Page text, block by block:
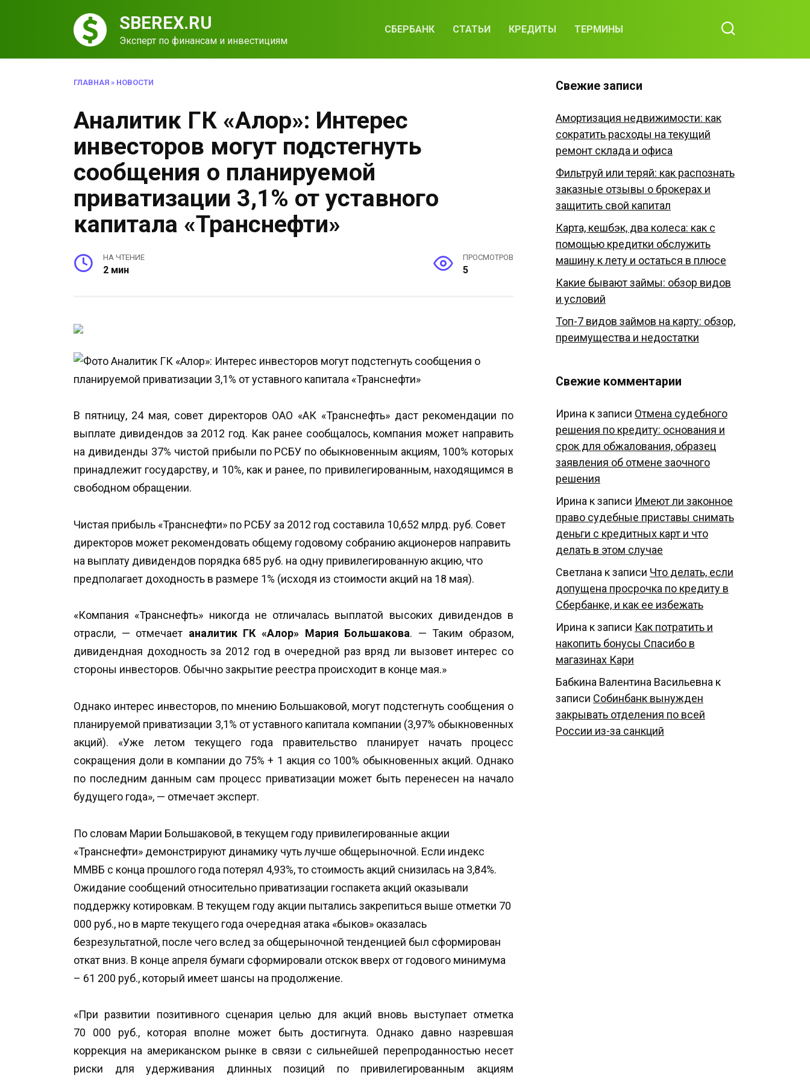
SBEREX.RU
Эксперт по финансам и инвестициям
СБЕРБАНК СТАТЬИ КРЕДИТЫ ТЕРМИНЫ
ГЛАВНАЯ » НОВОСТИ
Аналитик ГК «Алор»: Интерес
инвесторов могут подстегнуть
сообщения о планируемой
приватизации 3,1% от уставного
капитала «Транснефти»
НА ЧТЕНИЕ
2 мин
ПРОСМОТРОВ
5
В пятницу, 24 мая, совет директоров ОАО «АК «Транснефть» даст рекомендации по
выплате дивидендов за 2012 год. Как ранее сообщалось, компания может направить
на дивиденды 37% чистой прибыли по РСБУ по обыкновенным акциям, 100% которых
принадлежит государству, и 10%, как и ранее, по привилегированным, находящимся в
свободном обращении.
Чистая прибыль «Транснефти» по РСБУ за 2012 год составила 10,652 млрд. руб. Совет
директоров может рекомендовать общему годовому собранию акционеров направить
на выплату дивидендов порядка 685 руб. на одну привилегированную акцию, что
предполагает доходность в размере 1% (исходя из стоимости акций на 18 мая).
«Компания «Транснефть» никогда не отличалась выплатой высоких дивидендов в
отрасли, — отмечает аналитик ГК «Алор» Мария Большакова. — Таким образом,
дивидендная доходность за 2012 год в очередной раз вряд ли вызовет интерес со
стороны инвесторов. Обычно закрытие реестра происходит в конце мая.»
Однако интерес инвесторов, по мнению Большаковой, могут подстегнуть сообщения о
планируемой приватизации 3,1% от уставного капитала компании (3,97% обыкновенных
акций). «Уже летом текущего года правительство планирует начать процесс
сокращения доли в компании до 75% + 1 акция со 100% обыкновенных акций. Однако
по последним данным сам процесс приватизации может быть перенесен на начало
будущего года», — отмечает эксперт.
По словам Марии Большаковой, в текущем году привилегированные акции
«Транснефти» демонстрируют динамику чуть лучше общерыночной. Если индекс
ММВБ с конца прошлого года потерял 4,93%, то стоимость акций снизилась на 3,84%.
Ожидание сообщений относительно приватизации госпакета акций оказывали
поддержку котировкам. В текущем году акции пытались закрепиться выше отметки 70
000 руб., но в марте текущего года очередная атака «быков» оказалась
безрезультатной, после чего вслед за общерыночной тенденцией был сформирован
откат вниз. В конце апреля бумаги сформировали отскок вверх от годового минимума
– 61 200 руб., который имеет шансы на продолжение.
«При развитии позитивного сценария целью для акций вновь выступает отметка
70 000 руб., которая вполне может быть достигнута. Однако давно назревшая
коррекция на американском рынке в связи с сильнейшей перепроданностью несет
риски для удерживания длинных позиций по привилегированным акциям
Свежие записи
Амортизация недвижимости: как
сократить расходы на текущий
ремонт склада и офиса
Фильтруй или теряй: как распознать
заказные отзывы о брокерах и
защитить свой капитал
Карта, кешбэк, два колеса: как с
помощью кредитки обслужить
машину к лету и остаться в плюсе
Какие бывают займы: обзор видов
и условий
Топ-7 видов займов на карту: обзор,
преимущества и недостатки
Свежие комментарии
Ирина к записи Отмена судебного
решения по кредиту: основания и
срок для обжалования, образец
заявления об отмене заочного
решения
Ирина к записи Имеют ли законное
право судебные приставы снимать
деньги с кредитных карт и что
делать в этом случае
Светлана к записи Что делать, если
допущена просрочка по кредиту в
Сбербанке, и как ее избежать
Ирина к записи Как потратить и
накопить бонусы Спасибо в
магазинах Кари
Бабкина Валентина Васильевна к
записи Собинбанк вынужден
закрывать отделения по всей
России из-за санкций